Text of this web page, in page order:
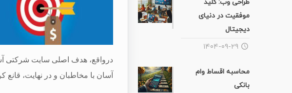
درواقع، هدف اصلی سایت شرکتی
آسان با مخاطبان و در نهایت،
طراحی وب: کلید
موفقیت در دنیای
دیجیتال
۱۴۰۴-۰۹-۲۹
محاسبه اقساط وام
بانکی